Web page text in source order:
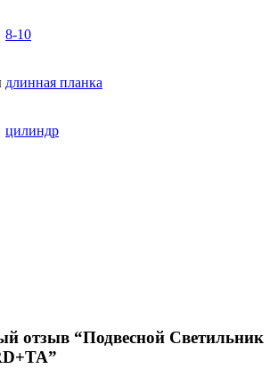
8-10
длинная планка
цилиндр
отзыв “Подвесной Светильник